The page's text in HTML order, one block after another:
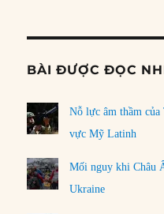
BÀI ĐƯỢC ĐỌC
Nỗ lực âm thầm
vực Mỹ Latinh
Mối nguy khi Châu
Ukraine